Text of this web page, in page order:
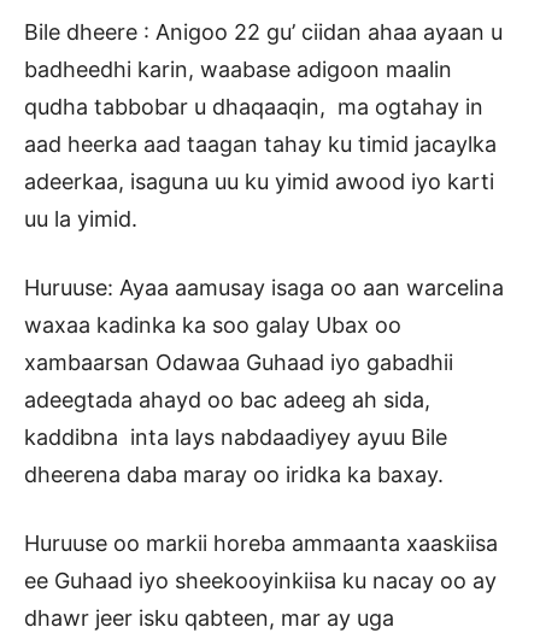
Bile dheere : Anigoo 22 gu’ ciidan ahaa ayaan u
badheedhi karin, waabase adigoon maalin
qudha tabbobar u dhaqaaqin, ma ogtahay in
aad heerka aad taagan tahay ku timid jacaylka
adeerkaa, isaguna uu ku yimid awood iyo karti
uu la yimid.
Huruuse: Ayaa aamusay isaga oo aan warcelina
waxaa kadinka ka soo galay Ubax oo
xambaarsan Odawaa Guhaad iyo gabadhii
adeegtada ahayd oo bac adeeg ah sida,
kaddibna inta lays nabdaadiyey ayuu Bile
dheerena daba maray oo iridka ka baxay.
Huruuse oo markii horeba ammaanta xaaskiisa
ee Guhaad iyo sheekooyinkiisa ku nacay oo ay
dhawr jeer isku qabteen, mar ay uga